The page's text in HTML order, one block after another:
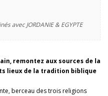
avec JORDANIE & EGYPTE
remontez aux sources de la
lieux de la tradition biblique
berceau des trois religions